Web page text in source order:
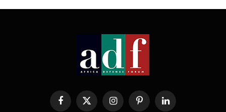
Facebook
X
InstagramPinterestLinkedIn